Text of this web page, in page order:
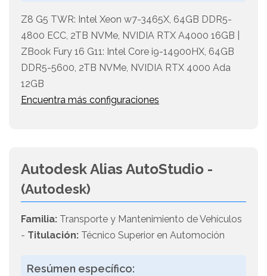
Z8 G5 TWR: Intel Xeon w7-3465X, 64GB DDR5-
4800 ECC, 2TB NVMe, NVIDIA RTX A4000 16GB |
ZBook Fury 16 G11: Intel Core i9-14900HX, 64GB
DDR5-5600, 2TB NVMe, NVIDIA RTX 4000 Ada
12GB
Encuentra más configuraciones
Autodesk Alias AutoStudio -
(Autodesk)
Familia: Transporte y Mantenimiento de Vehículos
- Titulación: Técnico Superior en Automoción
Resúmen específico: